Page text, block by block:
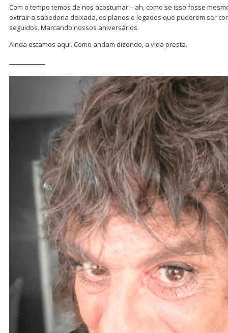
Com o tempo temos de nos acostumar – ah, como se isso fosse
extrair a sabedoria deixada, os planos e legados que puderem ser
seguidos. Marcando nossos aniversários.
Ainda estamos aqui. Como andam dizendo, a vida presta.